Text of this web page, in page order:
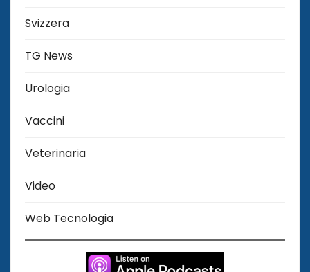
Svizzera
TG News
Urologia
Vaccini
Veterinaria
Video
Web Tecnologia